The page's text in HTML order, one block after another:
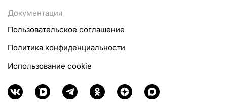
Документация
Пользовательское соглашение
Политика конфиденциальности
Использование cookie